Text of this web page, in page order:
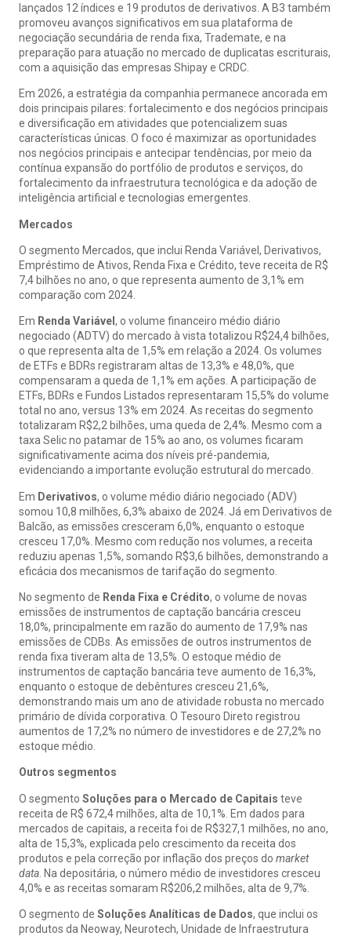
lançados 12 índices e 19 produtos de derivativos. A B3 também
promoveu avanços significativos em sua plataforma de
negociação secundária de renda fixa, Trademate, e na
preparação para atuação no mercado de duplicatas escriturais,
com a aquisição das empresas Shipay e CRDC.
Em 2026, a estratégia da companhia permanece ancorada em
dois principais pilares: fortalecimento e dos negócios principais
e diversificação em atividades que potencializem suas
características únicas. O foco é maximizar as oportunidades
nos negócios principais e antecipar tendências, por meio da
contínua expansão do portfólio de produtos e serviços, do
fortalecimento da infraestrutura tecnológica e da adoção de
inteligência artificial e tecnologias emergentes.
Mercados
O segmento Mercados, que inclui Renda Variável, Derivativos,
Empréstimo de Ativos, Renda Fixa e Crédito, teve receita de R$
7,4 bilhões no ano, o que representa aumento de 3,1% em
comparação com 2024.
Em Renda Variável , o volume financeiro médio diário
negociado (ADTV) do mercado à vista totalizou R$24,4 bilhões,
o que representa alta de 1,5% em relação a 2024. Os volumes
de ETFs e BDRs registraram altas de 13,3% e 48,0%, que
compensaram a queda de 1,1% em ações. A participação de
ETFs, BDRs e Fundos Listados representaram 15,5% do volume
total no ano, versus 13% em 2024. As receitas do segmento
totalizaram R$2,2 bilhões, uma queda de 2,4%. Mesmo com a
taxa Selic no patamar de 15% ao ano, os volumes ficaram
significativamente acima dos níveis pré-pandemia,
evidenciando a importante evolução estrutural do mercado.
Em Derivativos, o volume médio diário negociado (ADV)
somou 10,8 milhões, 6,3% abaixo de 2024. Já em Derivativos de
Balcão, as emissões cresceram 6,0%, enquanto o estoque
cresceu 17,0%. Mesmo com redução nos volumes, a receita
reduziu apenas 1,5%, somando R$3,6 bilhões, demonstrando a
eficácia dos mecanismos de tarifação do segmento.
No segmento de Renda Fixa e Crédito, o volume de novas
emissões de instrumentos de captação bancária cresceu
18,0%, principalmente em razão do aumento de 17,9% nas
emissões de CDBs. As emissões de outros instrumentos de
renda fixa tiveram alta de 13,5%. O estoque médio de
instrumentos de captação bancária teve aumento de 16,3%,
enquanto o estoque de debêntures cresceu 21,6%,
demonstrando mais um ano de atividade robusta no mercado
primário de dívida corporativa. O Tesouro Direto registrou
aumentos de 17,2% no número de investidores e de 27,2% no
estoque médio.
Outros segmentos
O segmento Soluções para o Mercado de Capitais teve
receita de R$ 672,4 milhões, alta de 10,1%. Em dados para
mercados de capitais, a receita foi de R$327,1 milhões, no ano,
alta de 15,3%, explicada pelo crescimento da receita dos
produtos e pela correção por inflação dos preços do market
data . Na depositária, o número médio de investidores cresceu
4,0% e as receitas somaram R$206,2 milhões, alta de 9,7%.
O segmento de Soluções Analíticas de Dados, que inclui os
produtos da Neoway, Neurotech, Unidade de Infraestrutura